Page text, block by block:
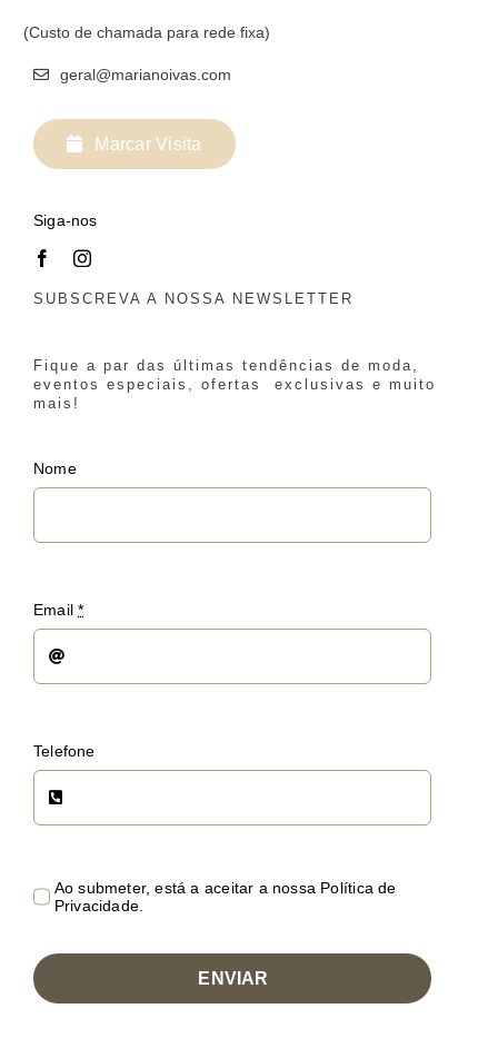
(Custo de chamada para rede fixa)
geral@marianoivas.com
Marcar Visita
Siga-nos
SUBSCREVA A NOSSA NEWSLETTER
Fique a par das últimas tendências de moda,
eventos especiais, ofertas exclusivas e muito
mais!
Nome
Email*
Telefone
Ao submeter, está a aceitar a nossa Política de
Privacidade.
ENVIAR